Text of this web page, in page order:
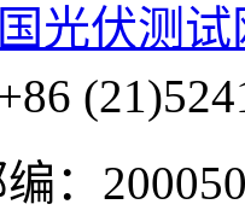
光伏测试
：